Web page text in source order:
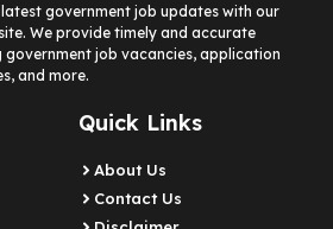
government job updates with our
We provide timely and accurate
job vacancies, application
and more.
Quick Links
About Us
Contact Us